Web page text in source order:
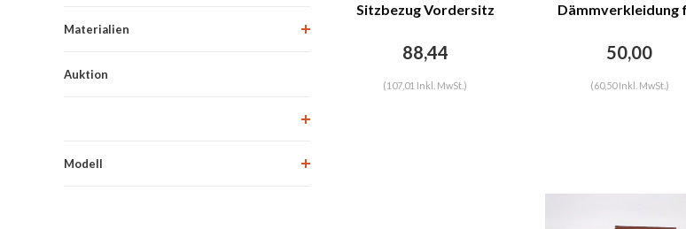
Materialien
Auktion
Modell
Sitzbezug Vordersitz
Version (ab Sept 1970)
88,44
(107,01 Inkl. MwSt.)
Dämmverkleidung
Kunstleder Citroën
50,00
(60,50 Inkl. MwSt.)